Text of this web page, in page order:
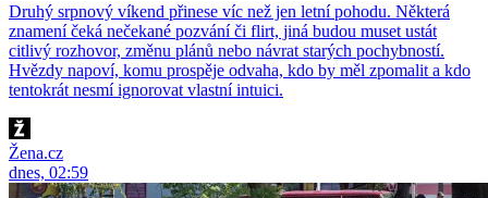
Druhý srpnový víkend přinese víc než jen letní pohodu. Některá
znamení čeká nečekané pozvání či flirt, jiná budou muset ustát
citlivý rozhovor, změnu plánů nebo návrat starých pochybností.
Hvězdy napoví, komu prospěje odvaha, kdo by měl zpomalit a kdo
tentokrát nesmí ignorovat vlastní intuici.
Žena.cz
dnes, 02:59